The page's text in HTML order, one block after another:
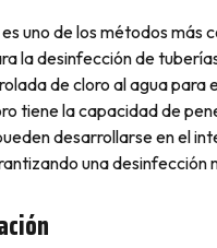
uno de los métodos más
la desinfección de
de cloro al agua para
tiene la capacidad de
desarrollarse en el
una desinfección